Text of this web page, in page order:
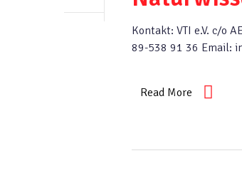
Kontakt: VTI e.V. c/o
89-538 91 36 Email:
Read More